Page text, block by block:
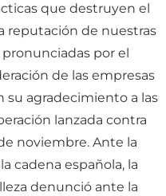
que destruyen el
reputación de nuestras
por el
de las empresas
su agradecimiento a las
lanzada contra
noviembre. Ante la
cadena española, la
denunció ante la